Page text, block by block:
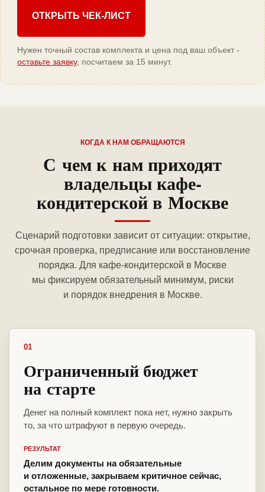
ОТКРЫТЬ ЧЕК-ЛИСТ
Нужен точный состав комплекта и цена под ваш объект -
оставьте заявку, посчитаем за 15 минут.
КОГДА К НАМ ОБРАЩАЮТСЯ
С чем к нам приходят
владельцы кафе-
кондитерской в Москве
Сценарий подготовки зависит от ситуации: открытие,
срочная проверка, предписание или восстановление
порядка. Для кафе-кондитерской в Москве
мы фиксируем обязательный минимум, риски
и порядок внедрения в Москве.
01
Ограниченный бюджет
на старте
Денег на полный комплект пока нет, нужно закрыть
то, за что штрафуют в первую очередь.
РЕЗУЛЬТАТ
Делим документы на обязательные
и отложенные, закрываем критичное сейчас,
остальное по мере готовности.